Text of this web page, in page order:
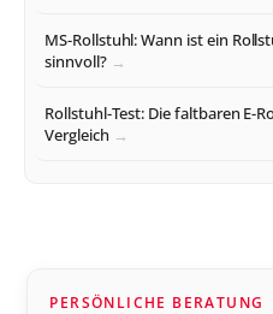
MS-Rollstuhl: Wann ist ein
sinnvoll?
Rollstuhl-Test: Die faltbaren E-
Vergleich
PERSÖNLICHE BERATUNG